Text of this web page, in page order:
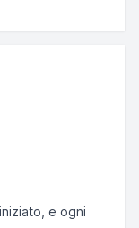
e ogni